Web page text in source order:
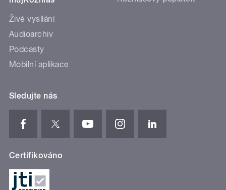
Živé vysílání
Audioarchiv
Podcasty
Mobilní aplikace
Sledujte nás
Certifikováno